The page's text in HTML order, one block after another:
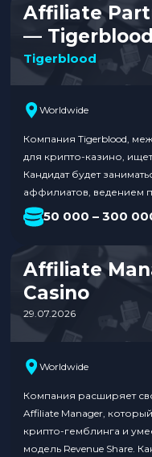
Affiliate
— Tigerblood
Tigerblood
Worldwide
Компания Tigerblood,
для крипто-казино,
Кандидат будет
аффилиатов, ведением
условий, подключением
контролем запуска.
решать проблемы с
Уровень зарплаты
Обязанности:
50 000 – 300
Affiliate
Casino
29.07.2026
Worldwide
Компания расширяет
Affiliate Manager,
крипто-гемблинга и
модель Revenue Share.